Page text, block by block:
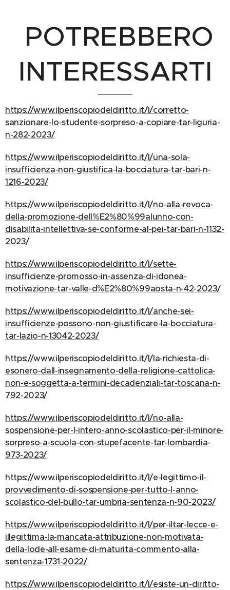
POTREBBERO
INTERESSARTI
https://www.ilperiscopiodeldiritto.it/l/corretto-
sanzionare-lo-studente-sorpreso-a-copiare-tar-liguria-
n-282-2023/
https://www.ilperiscopiodeldiritto.it/l/una-sola-
insufficienza-non-giustifica-la-bocciatura-tar-bari-n-
1216-2023/
https://www.ilperiscopiodeldiritto.it/l/no-alla-revoca-
della-promozione-dell%E2%80%99alunno-con-
disabilita-intellettiva-se-conforme-al-pei-tar-bari-n-1132-
2023/
https://www.ilperiscopiodeldiritto.it/l/sette-
insufficienze-promosso-in-assenza-di-idonea-
motivazione-tar-valle-d%E2%80%99aosta-n-42-2023/
https://www.ilperiscopiodeldiritto.it/l/anche-sei-
insufficienze-possono-non-giustificare-la-bocciatura-
tar-lazio-n-13042-2023/
https://www.ilperiscopiodeldiritto.it/l/la-richiesta-di-
esonero-dall-insegnamento-della-religione-cattolica-
non-e-soggetta-a-termini-decadenziali-tar-toscana-n-
792-2023/
https://www.ilperiscopiodeldiritto.it/l/no-alla-
sospensione-per-l-intero-anno-scolastico-per-il-minore-
sorpreso-a-scuola-con-stupefacente-tar-lombardia-
973-2023/
https://www.ilperiscopiodeldiritto.it/l/e-legittimo-il-
provvedimento-di-sospensione-per-tutto-l-anno-
scolastico-del-bullo-tar-umbria-sentenza-n-90-2023/
https://www.ilperiscopiodeldiritto.it/l/per-iltar-lecce-e-
illegittima-la-mancata-attribuzione-non-motivata-
della-lode-all-esame-di-maturita-commento-alla-
sentenza-1731-2022/
https://www.ilperiscopiodeldiritto.it/l/esiste-un-diritto-